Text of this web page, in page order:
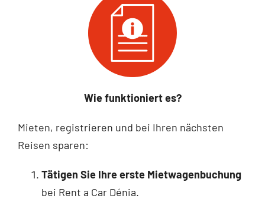
Wie funktioniert es?
Mieten, registrieren und bei Ihren nächsten
Reisen sparen:
Tätigen Sie Ihre erste Mietwagenbuchung
bei Rent a Car Dénia.